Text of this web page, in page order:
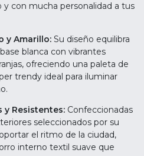
y con mucha personalidad a tus
y Amarillo: Su diseño equilibra
blanca con vibrantes
ofreciendo una paleta de
trendy ideal para iluminar
y Resistentes: Confeccionadas
seleccionados por su
el ritmo de la ciudad,
interno textil suave que